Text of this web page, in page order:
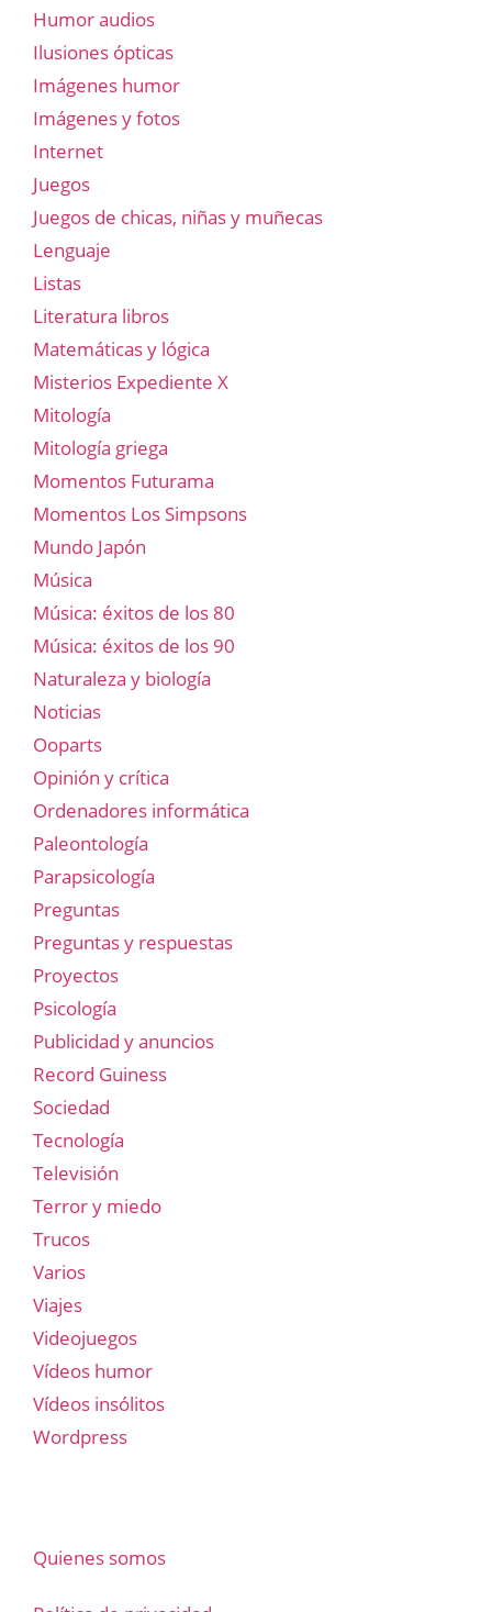
Humor audios
Ilusiones ópticas
Imágenes humor
Imágenes y fotos
Internet
Juegos
Juegos de chicas, niñas y muñecas
Lenguaje
Listas
Literatura libros
Matemáticas y lógica
Misterios Expediente X
Mitología
Mitología griega
Momentos Futurama
Momentos Los Simpsons
Mundo Japón
Música
Música: éxitos de los 80
Música: éxitos de los 90
Naturaleza y biología
Noticias
Ooparts
Opinión y crítica
Ordenadores informática
Paleontología
Parapsicología
Preguntas
Preguntas y respuestas
Proyectos
Psicología
Publicidad y anuncios
Record Guiness
Sociedad
Tecnología
Televisión
Terror y miedo
Trucos
Varios
Viajes
Videojuegos
Vídeos humor
Vídeos insólitos
Wordpress
Quienes somos